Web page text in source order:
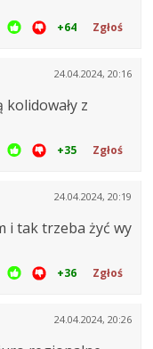
+64 Zgłoś
24.04.2024, 20:16
kolidowały z
+35 Zgłoś
24.04.2024, 20:19
i tak trzeba żyć wy
+36 Zgłoś
24.04.2024, 20:26